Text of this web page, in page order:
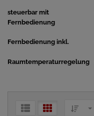
steuerbar mit
Fernbedienung
Fernbedienung inkl.
Raumtemperaturregelung